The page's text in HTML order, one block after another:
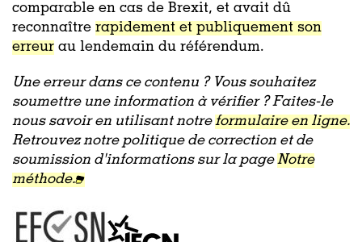
comparable en cas de Brexit, et avait dû
reconnaître rapidement et publiquement son
erreur au lendemain du référendum.
Une erreur dans ce contenu ? Vous souhaitez
soumettre une information à vérifier ? Faites-le
nous savoir en utilisant notreformulaire en ligne.
Retrouvez notre politique de correction et de
soumission d'informations sur la pageNotre
méthode.